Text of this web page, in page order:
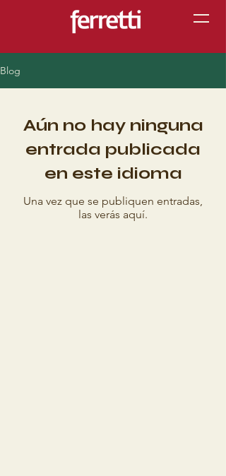
Blog
Aún no hay ninguna
entrada publicada
en este idioma
Una vez que se publiquen entradas,
las verás aquí.